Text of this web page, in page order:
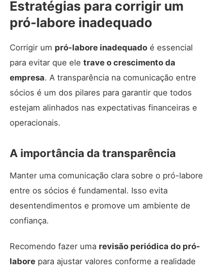
Estratégias para corrigir um
pró-labore inadequado
Corrigir um pró-labore inadequado é essencial
para evitar que ele trave o crescimento da
empresa. A transparência na comunicação entre
sócios é um dos pilares para garantir que todos
estejam alinhados nas expectativas financeiras e
operacionais.
A importância da transparência
Manter uma comunicação clara sobre o pró-labore
entre os sócios é fundamental. Isso evita
desentendimentos e promove um ambiente de
confiança.
Recomendo fazer uma revisão periódica do pró-
labore para ajustar valores conforme a realidade